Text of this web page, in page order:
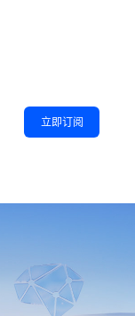
立即订阅